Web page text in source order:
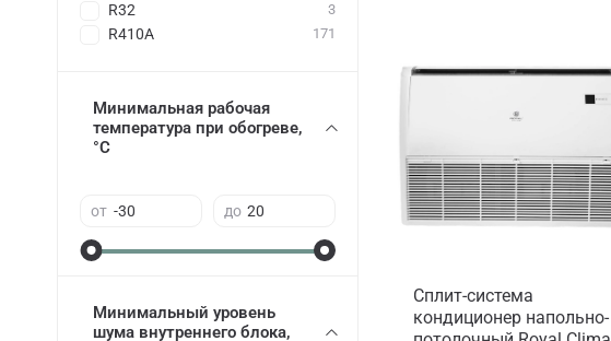
Сплит-система
кондиционер напольно-
R32 3
R410A 171
Минимальная рабочая
температура при обогреве,
°C
от до
Минимальный уровень
шума внутреннего блока,